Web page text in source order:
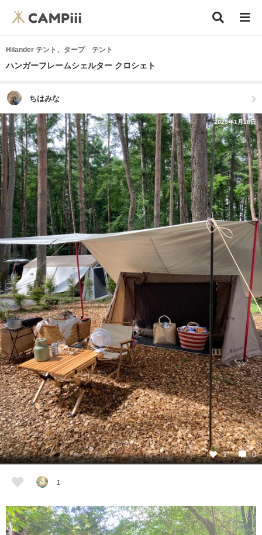
Hilander テント、タープ テント
ハンガーフレームシェルター クロシェト
ちはみな
2025年1月18日
1 0
1